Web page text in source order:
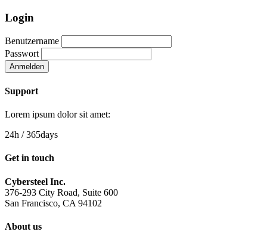
Login
Benutzername
Passwort
Anmelden
Support
Lorem ipsum dolor sit amet:
24h / 365days
Get in touch
Cybersteel Inc.
376-293 City Road, Suite 600
San Francisco, CA 94102
About us